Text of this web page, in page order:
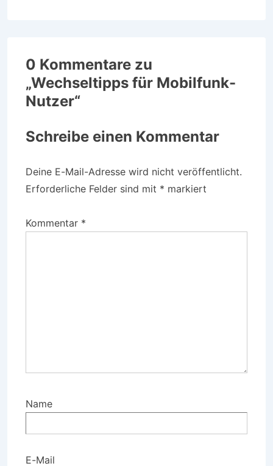
0 Kommentare zu
„Wechseltipps für Mobilfunk-
Nutzer“
Schreibe einen Kommentar
Deine E-Mail-Adresse wird nicht veröffentlicht.
Erforderliche Felder sind mit * markiert
Kommentar *
Name
E-Mail